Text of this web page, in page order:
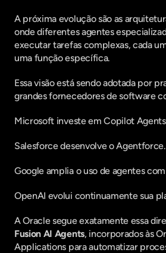
A próxima evolução são as
onde diferentes agentes
executar tarefas complexas, cada
uma função específica.
Essa visão está sendo adotada por
grandes fornecedores de software
Microsoft investe em Copilot
Salesforce desenvolve o Agentforce.
Google amplia o uso de agentes
OpenAI evolui continuamente sua
A Oracle segue exatamente essa
Fusion AI Agents, incorporados às
Applications para automatizar